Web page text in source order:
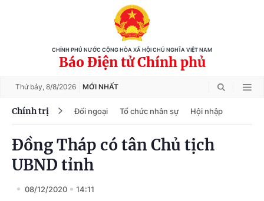
CHÍNH PHỦ NƯỚC CỘNG HÒA XÃ HỘI CHỦ NGHĨA VIỆT NAM
Báo Điện tử Chính phủ
Thứ bảy, 8/8/2026 MỚI NHẤT
Chính trị Đối ngoại Tổ chức nhân sự Hội nhập
Đồng Tháp có tân Chủ tịch
UBND tỉnh
08/12/2020 14:11